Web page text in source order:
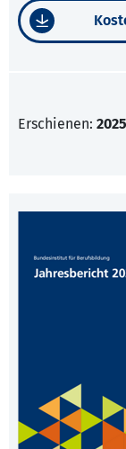
Erschienen: 2025